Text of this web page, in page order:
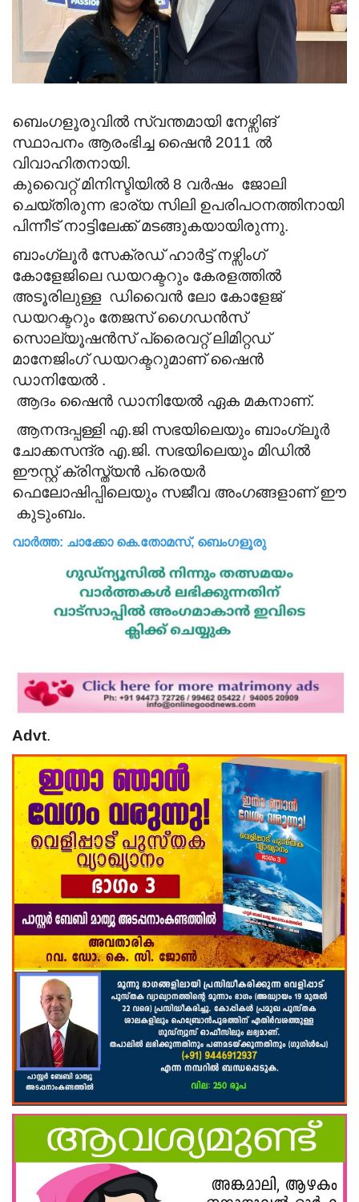
ബെംഗളൂരുവിൽ സ്വന്തമായി നേഴ്സിങ്
സ്ഥാപനം ആരംഭിച്ച ഷൈൻ 2011 ൽ
വിവാഹിതനായി.
കുവൈറ്റ് മിനിസ്ടിയിൽ 8 വർഷം ജോലി
ചെയ്തിരുന്ന ഭാര്യ സിലി ഉപരിപഠനത്തിനായി
പിന്നീട് നാട്ടിലേക്ക് മടങ്ങുകയായിരുന്നു.
ബാംഗ്ലൂർ സേക്രഡ് ഹാർട്ട് നഴ്സിംഗ്
കോളേജിലെ ഡയറക്ടറും കേരളത്തിൽ
അടൂരിലുള്ള ഡിവൈൻ ലോ കോളേജ്
ഡയറക്ടറും തേജസ് ഗൈഡൻസ്
സൊല്യൂഷൻസ് പ്രൈവറ്റ് ലിമിറ്റഡ്
മാനേജിംഗ് ഡയറക്ടറുമാണ് ഷൈൻ
ഡാനിയേൽ .
ആദം ഷൈൻ ഡാനിയേൽ ഏക മകനാണ്.
ആനന്ദപ്പള്ളി എ.ജി സഭയിലെയും ബാംഗ്ലൂർ
ചോക്കസന്ദ്ര എ.ജി. സഭയിലെയും മിഡിൽ
ഈസ്റ്റ് ക്രിസ്ത്യൻ പ്രെയർ
ഫെലോഷിപ്പിലെയും സജീവ അംഗങ്ങളാണ് ഈ
കുടുംബം.
വാർത്ത: ചാക്കോ കെ.തോമസ്, ബെംഗളൂരു
Advt.